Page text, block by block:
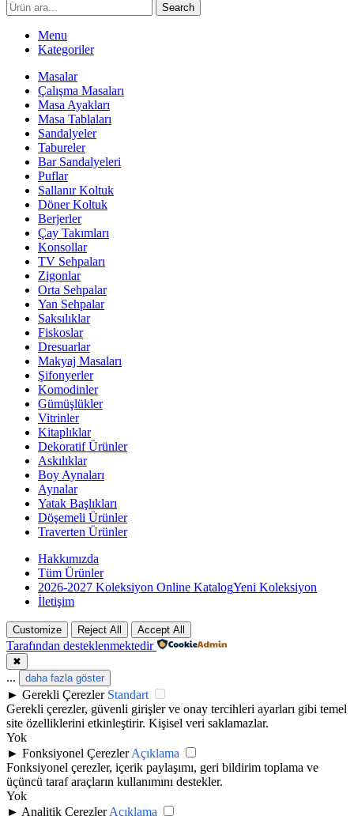
Search
Menu
Kategoriler
Masalar
Çalışma Masaları
Masa Ayakları
Masa Tablaları
Sandalyeler
Tabureler
Bar Sandalyeleri
Puflar
Sallanır Koltuk
Döner Koltuk
Berjerler
Çay Takımları
Konsollar
TV Sehpaları
Zigonlar
Orta Sehpalar
Yan Sehpalar
Saksılıklar
Fiskoslar
Dresuarlar
Makyaj Masaları
Şifonyerler
Komodinler
Gümüşlükler
Vitrinler
Kitaplıklar
Dekoratif Ürünler
Askılıklar
Boy Aynaları
Aynalar
Yatak Başlıkları
Döşemeli Ürünler
Traverten Ürünler
Hakkımızda
Tüm Ürünler
2026-2027 Koleksiyon Online KatalogYeni Koleksiyon
İletişim
Customize Reject All Accept All
Tarafından desteklenmektedir
✖
... daha fazla göster
► Gerekli Çerezler Standart
Gerekli çerezler, güvenli girişler ve onay tercihleri ayarları gibi temel
site özelliklerini etkinleştirir. Kişisel veri saklamazlar.
Yok
► Fonksiyonel Çerezler Açıklama
Fonksiyonel çerezler, içerik paylaşımı, geri bildirim toplama ve
üçüncü taraf araçların kullanımını destekler.
Yok
► Analitik Çerezler Açıklama